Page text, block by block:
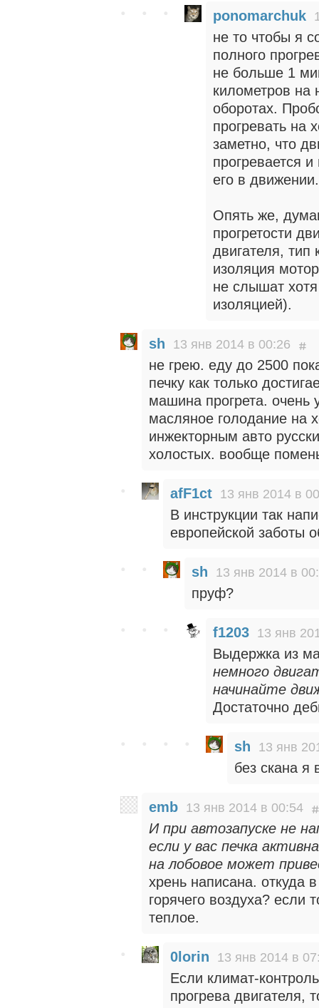
ponomarchuk
не то чтобы я
полного
не больше 1
километров на
оборотах.
прогревать на
заметно, что
прогревается
его в движении.
Опять же,
прогретости
двигателя, тип
изоляция
не слышат
изоляцией).
sh 13 янв 2014 в 00:26
не грею. еду до 2500
печку как только
машина прогрета. очень
масляное голодание на
инжекторным авто
холостых. вообще
afF1ct 13 янв 2014 в
В инструкции так
европейской заботы
sh 13 янв 2014 в
пруф?
f1203 13 янв
Выдержка из
немного
начинайте
Достаточно
sh 13 янв
без скана я
emb 13 янв 2014 в 00:54
И при автозапуске не
если у вас печка
на лобовое может
хрень написана. откуда
горячего воздуха? если
теплое.
0lorin 13 янв 2014 в
Если климат-
прогрева двигателя,